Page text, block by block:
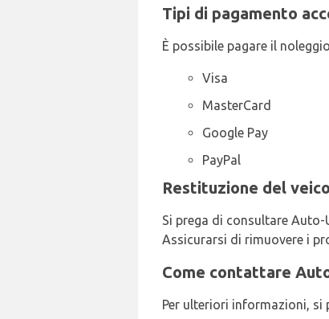
Tipi di pagamento
È possibile pagare il
Visa
MasterCard
Google Pay
PayPal
Restituzione del
Si prega di consultare
Assicurarsi di rimuovere i
Come contattare
Per ulteriori informazioni, si